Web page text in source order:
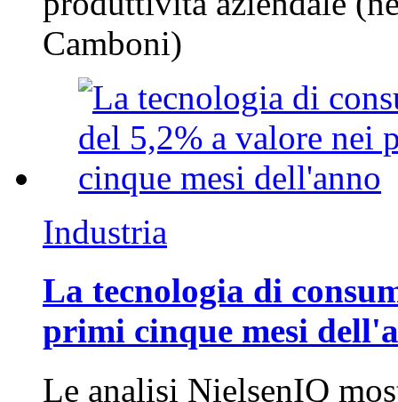
Camboni)
Industria
La tecnologia di
primi cinque mesi
Le analisi NielsenIQ